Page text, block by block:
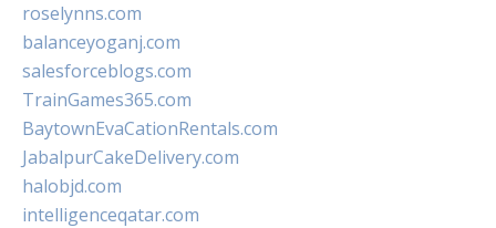
roselynns.com
balanceyoganj.com
salesforceblogs.com
TrainGames365.com
BaytownEvaCationRentals.com
JabalpurCakeDelivery.com
halobjd.com
intelligenceqatar.com